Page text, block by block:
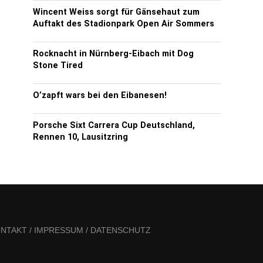
Wincent Weiss sorgt für Gänsehaut zum
Auftakt des Stadionpark Open Air Sommers
Rocknacht in Nürnberg-Eibach mit Dog
Stone Tired
O’zapft wars bei den Eibanesen!
Porsche Sixt Carrera Cup Deutschland,
Rennen 10, Lausitzring
/ IMPRESSUM / DATENSCHUTZ